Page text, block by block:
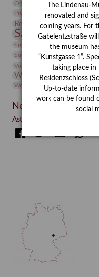
Objekt im Fokus
Paul Klee
Provenienz
Restaurierung Restitution
Sammlung
Sphinx
studio Studio
Suermondt-Ludwig-Museum
Volontariat
Walter Rheiner
Werkbetrachtung Winter
Wolf und Hund
Zirkuswoche
Neueste Beiträge
Asta Gröting: Wolf and Dog
The Lindenau-
renovated and
coming years. For
Gabelentzstraße
the museum
“Kunstgasse 1”.
taking place in
Residenzschloss
Up-to-date
work can be found
social